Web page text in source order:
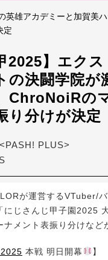
英雄アカデミーと加賀
定
2025】エク
の決闘学院が
ChroNoiRの
り分けが決定
PLUS>
が運営するVTuber/
にじさんじ甲子園2025
ナメント表振り分けなど
本戦 明日開幕 】